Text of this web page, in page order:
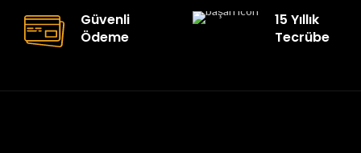
Güvenli
Ödeme
15 Yıllık
Tecrübe